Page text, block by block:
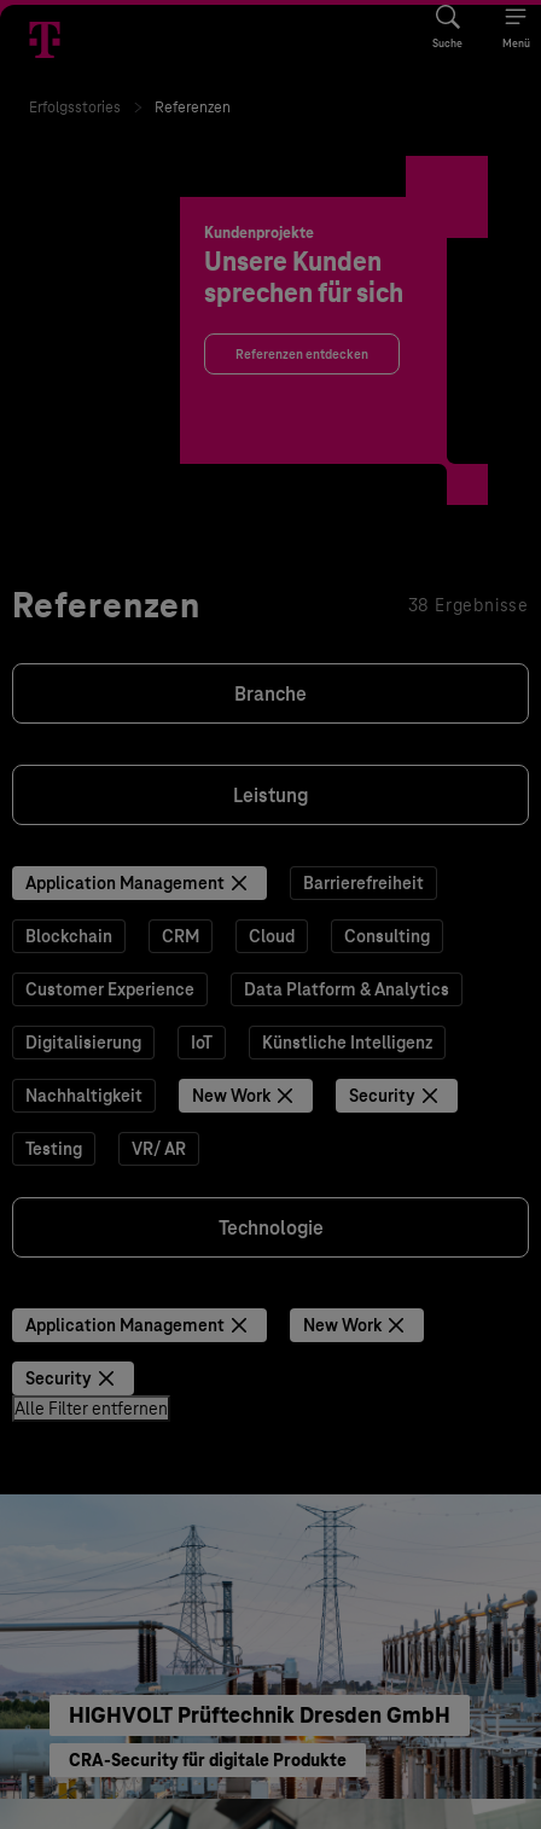
Suche Menü
Erfolgsstories Referenzen
Kundenprojekte
Unsere Kunden
sprechen für sich
Referenzen entdecken
Referenzen 38 Ergebnisse
Branche
Leistung
Application Management Barrierefreiheit
Blockchain CRM Cloud Consulting
Customer Experience Data Platform & Analytics
Digitalisierung IoT Künstliche Intelligenz
Nachhaltigkeit New Work Security
Testing VR/ AR
Technologie
Application Management New Work
Security
Alle Filter entfernen
HIGHVOLT Prüftechnik Dresden GmbH
CRA-Security für digitale Produkte